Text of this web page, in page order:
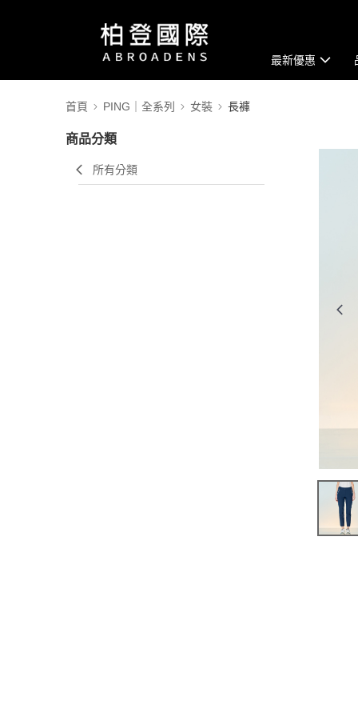
最新優惠
首頁 PING｜全系列 女裝 長褲
商品分類
所有分類